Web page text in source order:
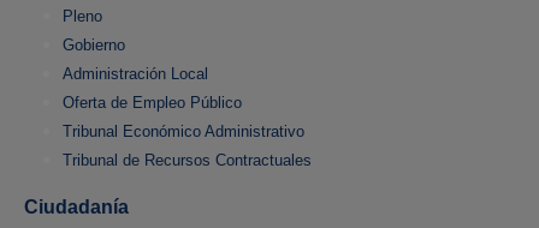
Pleno
Gobierno
Administración Local
Oferta de Empleo Público
Tribunal Económico Administrativo
Tribunal de Recursos Contractuales
Ciudadanía